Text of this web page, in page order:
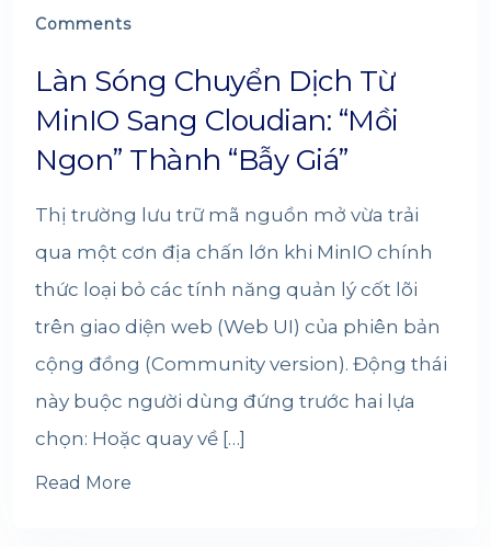
Comments
Làn Sóng Chuyển Dịch Từ
MinIO Sang Cloudian: “Mồi
Ngon” Thành “Bẫy Giá”
Thị trường lưu trữ mã nguồn mở vừa trải
qua một cơn địa chấn lớn khi MinIO chính
thức loại bỏ các tính năng quản lý cốt lõi
trên giao diện web (Web UI) của phiên bản
cộng đồng (Community version). Động thái
này buộc người dùng đứng trước hai lựa
chọn: Hoặc quay về […]
Read More